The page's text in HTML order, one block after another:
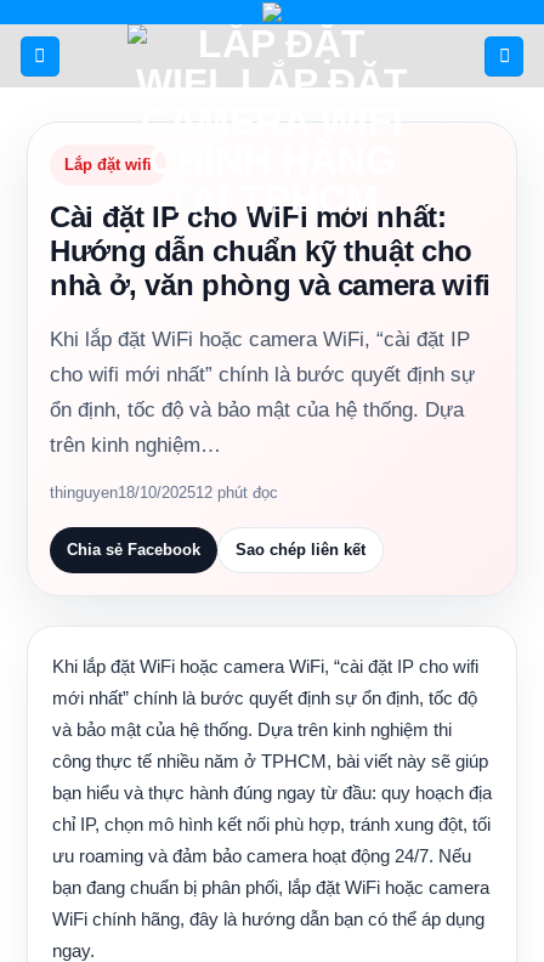
qua
nội
Lắp đặt wifi
Cài đặt IP cho WiFi mới nhất:
Hướng dẫn chuẩn kỹ thuật cho
nhà ở, văn phòng và camera wifi
Khi lắp đặt WiFi hoặc camera WiFi, “cài đặt IP
cho wifi mới nhất” chính là bước quyết định sự
ổn định, tốc độ và bảo mật của hệ thống. Dựa
trên kinh nghiệm…
thinguyen18/10/202512 phút đọc
Chia sẻ Facebook Sao chép liên kết
Khi lắp đặt WiFi hoặc camera WiFi, “cài đặt IP cho wifi
mới nhất” chính là bước quyết định sự ổn định, tốc độ
và bảo mật của hệ thống. Dựa trên kinh nghiệm thi
công thực tế nhiều năm ở TPHCM, bài viết này sẽ giúp
bạn hiểu và thực hành đúng ngay từ đầu: quy hoạch địa
chỉ IP, chọn mô hình kết nối phù hợp, tránh xung đột, tối
ưu roaming và đảm bảo camera hoạt động 24/7. Nếu
bạn đang chuẩn bị phân phối, lắp đặt WiFi hoặc camera
WiFi chính hãng, đây là hướng dẫn bạn có thể áp dụng
ngay.